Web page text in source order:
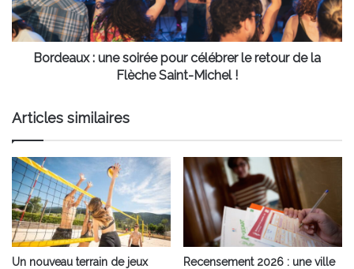
le
retour
de
!
Bordeaux : une soirée pour célébrer le retour de la
Flèche Saint-Michel !
Articles similaires
Un nouveau terrain de jeux
Recensement 2026 : une ville